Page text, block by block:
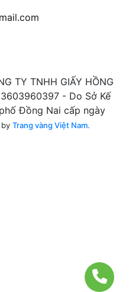
TY TNHH GIẤY HỒNG
- Do Sở Kế
Đồng Nai cấp ngày
Trang vàng Việt Nam.